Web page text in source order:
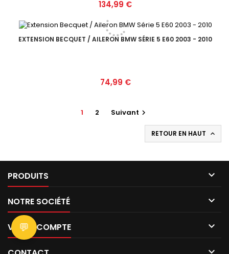
Prix
134,99 €
EXTENSION BECQUET / AILERON BMW SÉRIE 5 E60 2003 - 2010
Prix
74,99 €
1 2 Suivant 
RETOUR EN HAUT 
PRODUITS 
NOTRE SOCIÉTÉ 
VOTRE COMPTE 
💬